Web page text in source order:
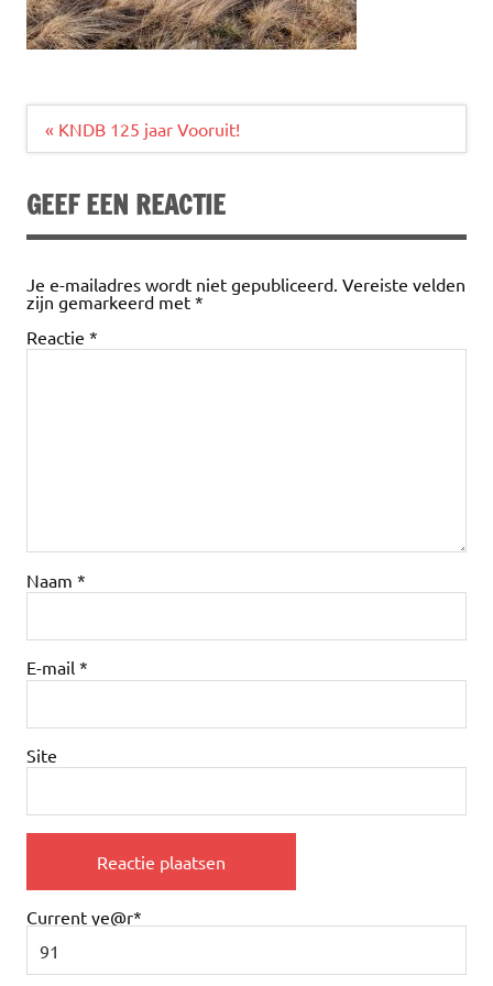
Bericht
« KNDB 125 jaar Vooruit!
GEEF EEN REACTIE
Je e-mailadres wordt niet gepubliceerd. Vereiste velden
zijn gemarkeerd met *
Reactie *
Naam *
E-mail *
Site
Current ye@r*